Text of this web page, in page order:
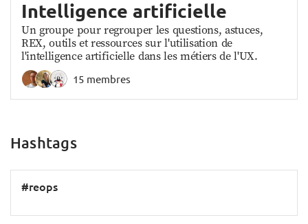
Intelligence artificielle
Un groupe pour regrouper les questions, astuces,
REX, outils et ressources sur l'utilisation de
l'intelligence artificielle dans les métiers de l'UX.
15 membres
Hashtags
#reops